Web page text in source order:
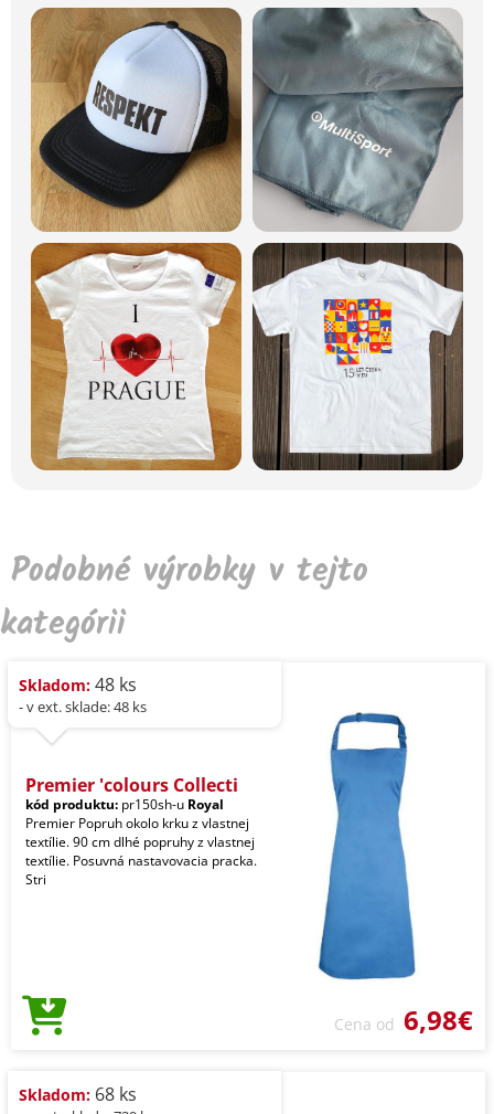
Podobné výrobky v tejto
kategórii
Skladom: 48 ks
- v ext. sklade: 48 ks
Premier 'colours Collecti
kód produktu: pr150sh-u Royal
Premier Popruh okolo krku z vlastnej
textílie. 90 cm dlhé popruhy z vlastnej
textílie. Posuvná nastavovacia pracka.
Stri
Cena od 6,98€
Skladom: 68 ks